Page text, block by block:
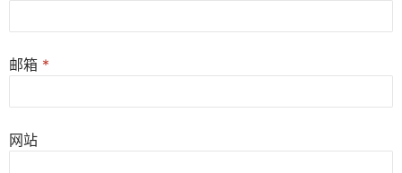
邮箱 *
网站